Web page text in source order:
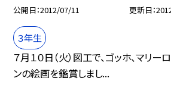
公開日 2012/07/11 更新日
３年生
７月１０日（火）図工で、ゴッホ、マリー
ンの絵画を鑑賞しまし...